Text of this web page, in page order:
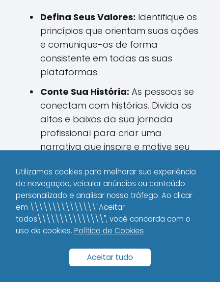
Defina Seus Valores: Identifique os
princípios que orientam suas ações
e comunique-os de forma
consistente em todas as suas
plataformas.
Conte Sua História: As pessoas se
conectam com histórias. Divida os
altos e baixos da sua jornada
profissional para criar uma
narrativa que inspire e motive seu
Imagem Coesa:Mantenha uma
identidade visual que reflita quem
você é. Seja consistente nas cores,
tipografia e estilo das suas
postagens, vídeos e
apresentações.
Feedback Constante:Ouça o que
Utilizamos cookies para melhorar sua experiência
de navegação, veicular anúncios ou conteúdo
personalizado e analisar nosso tráfego. Ao clicar
em \\\\\\\\\\\\\\\"Aceitar
todos\\\\\\\\\\\\\\\", você concorda com o
uso de cookies. Política de Cookies
Aceitar tudo